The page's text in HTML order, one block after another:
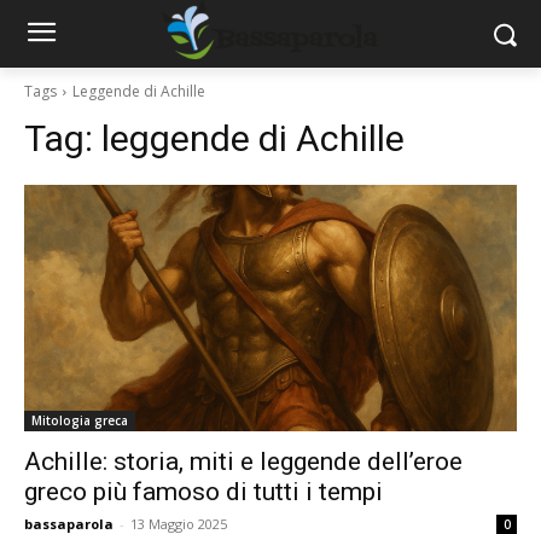
Tags Leggende di Achille
Tag: leggende di Achille
Mitologia greca
Achille: storia, miti e leggende dell’eroe
greco più famoso di tutti i tempi
bassaparola - 13 Maggio 2025 0